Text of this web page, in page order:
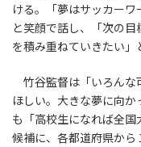
ける。「夢はサッカーワ
と笑顔で話し、「次の
を積み重ねていきたい」
竹谷監督は「いろんな
ほしい。大きな夢に向
も「高校生になれば全
候補に、各都道府県か